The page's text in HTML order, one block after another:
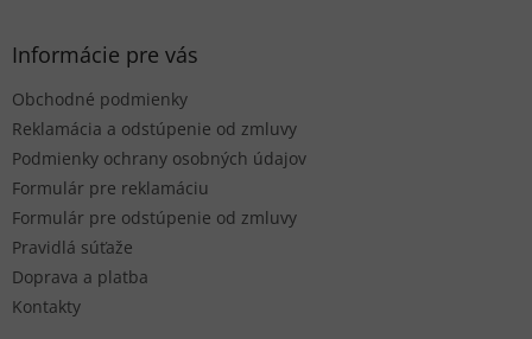
Informácie pre vás
Obchodné podmienky
Reklamácia a odstúpenie od zmluvy
Podmienky ochrany osobných údajov
Formulár pre reklamáciu
Formulár pre odstúpenie od zmluvy
Pravidlá súťaže
Doprava a platba
Kontakty